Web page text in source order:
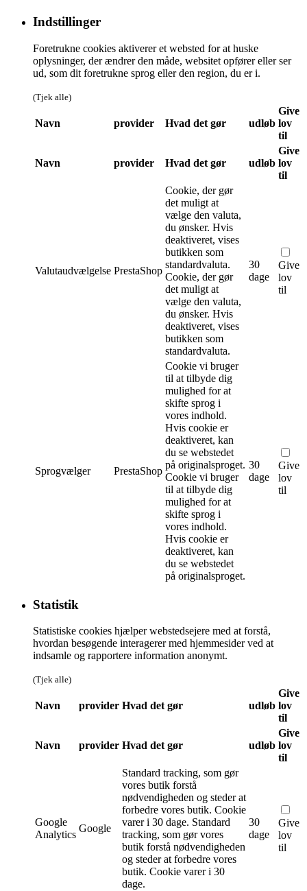
Indstillinger
Foretrukne cookies aktiverer et websted for at huske
oplysninger, der ændrer den måde, websitet opfører eller ser
ud, som dit foretrukne sprog eller den region, du er i.
(Tjek alle)
Navn provider Hvad det gør udløb
Give
lov
til
Navn provider Hvad det gør udløb
Give
lov
til
Valutaudvælgelse PrestaShop
Cookie, der gør
det muligt at
vælge den valuta,
du ønsker. Hvis
deaktiveret, vises
butikken som
standardvaluta.
Cookie, der gør
det muligt at
vælge den valuta,
du ønsker. Hvis
deaktiveret, vises
butikken som
standardvaluta.
30
dage
Give
lov
til
Sprogvælger PrestaShop
Cookie vi bruger
til at tilbyde dig
mulighed for at
skifte sprog i
vores indhold.
Hvis cookie er
deaktiveret, kan
du se webstedet
på originalsproget.
Cookie vi bruger
til at tilbyde dig
mulighed for at
skifte sprog i
vores indhold.
Hvis cookie er
deaktiveret, kan
du se webstedet
på originalsproget.
30
dage
Give
lov
til
Statistik
Statistiske cookies hjælper webstedsejere med at forstå,
hvordan besøgende interagerer med hjemmesider ved at
indsamle og rapportere information anonymt.
(Tjek alle)
Navn provider Hvad det gør udløb
Give
lov
til
Navn provider Hvad det gør udløb
Give
lov
til
Google
Analytics
Google
Standard tracking, som gør
vores butik forstå
nødvendigheden og steder at
forbedre vores butik. Cookie
varer i 30 dage. Standard
tracking, som gør vores
butik forstå nødvendigheden
og steder at forbedre vores
butik. Cookie varer i 30
dage.
30
dage
Give
lov
til